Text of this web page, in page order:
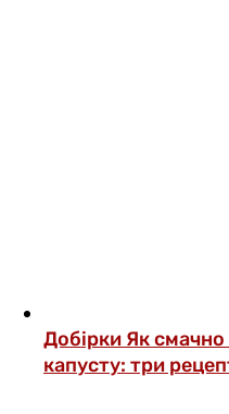
Добірки Як
капусту: три